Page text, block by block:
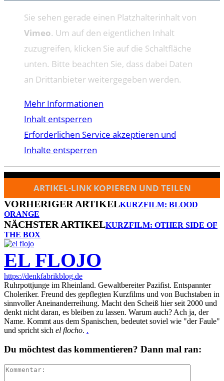
Sie sehen gerade einen Platzhalterinhalt von
Vimeo. Um auf den eigentlichen Inhalt
zuzugreifen, klicken Sie auf die Schaltfläche
unten. Bitte beachten Sie, dass dabei Daten
an Drittanbieter weitergegeben werden.
Mehr Informationen
Inhalt entsperren
Erforderlichen Service akzeptieren und
Inhalte entsperren
ARTIKEL-LINK KOPIEREN UND TEILEN
VORHERIGER ARTIKELKURZFILM: BLOOD
ORANGE
NÄCHSTER ARTIKELKURZFILM: OTHER SIDE OF
THE BOX
EL FLOJO
https://denkfabrikblog.de
Ruhrpottjunge im Rheinland. Gewaltbereiter Pazifist. Entspannter
Choleriker. Freund des gepflegten Kurzfilms und von Buchstaben in
sinnvoller Aneinanderreihung. Macht den Scheiß hier seit 2000 und
denkt nicht daran, es bleiben zu lassen. Warum auch? Ach ja, der
Name. Kommt aus dem Spanischen, bedeutet soviel wie "der Faule"
und spricht sich el flocho. .
Du möchtest das kommentieren? Dann mal ran: